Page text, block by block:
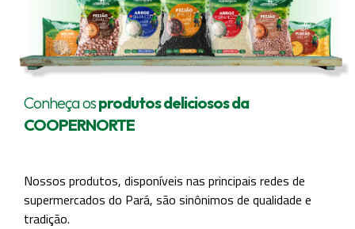
Conheça osprodutos deliciosos da
COOPERNORTE
Nossos produtos, disponíveis nas principais redes de
supermercados do Pará, são sinônimos de qualidade e
tradição.